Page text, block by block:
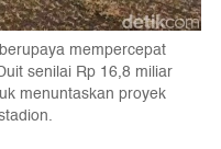
mempercepat
senilai Rp 16,8 miliar
menuntaskan proyek